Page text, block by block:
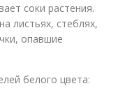
соки растения.
листьях, стеблях,
опавшие
белого цвета: